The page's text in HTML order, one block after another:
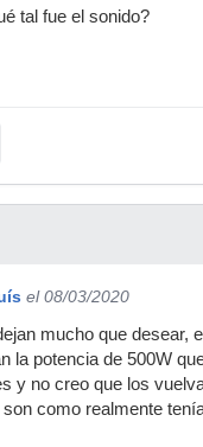
tal fue el sonido?
el 08/03/2020
mucho que desear,
la potencia de 500W
y no creo que los
como realmente